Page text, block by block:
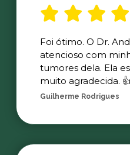
Foi ótimo. O Dr.
atencioso com
tumores dela. Ela
muito agradecida. 👍
Guilherme Rodrigues